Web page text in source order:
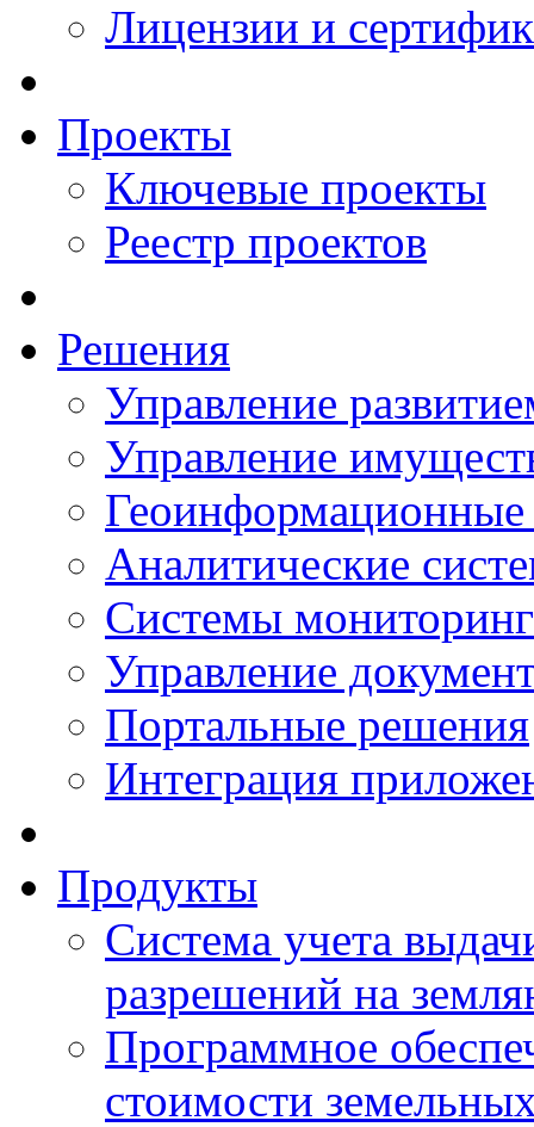
Лицензии и
Проекты
Ключевые проекты
Реестр проектов
Решения
Управление
Управление
Аналитические
Системы
Управление
Портальные решения
Интеграция
Продукты
Система учета
разрешений на
Программное
стоимости